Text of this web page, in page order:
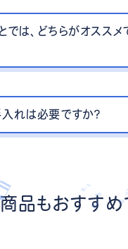
では、どちらがオススメ
れは必要ですか？
品もおすすめ